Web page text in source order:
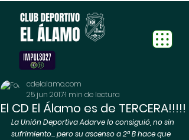
El CD El Álamo es de TERCERA!!!!!
cdelalamo.com
25 jun 20171 min de lectura
La Unión Deportiva Adarve lo consiguió, no sin
sufrimiento... pero su ascenso a 2ª B hace que